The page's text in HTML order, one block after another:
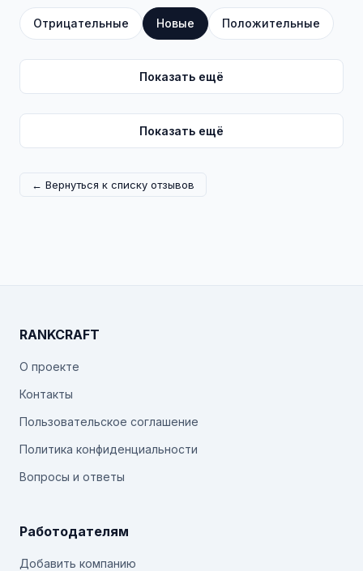
Отрицательные Новые Положительные
Показать ещё
Показать ещё
← Вернуться к списку отзывов
RANKCRAFT
О проекте
Контакты
Пользовательское соглашение
Политика конфиденциальности
Вопросы и ответы
Работодателям
Добавить компанию